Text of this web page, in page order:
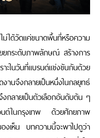
วัดแค่ขนาดพื้นที่หรือความ
ยกระดับภาพลักษณ์ สร้างการ
าะในวันที่แบรนด์แข่งขันกันด้วย
นจึงกลายเป็นหนึ่งในกลยุทธ์
งกลายเป็นตัวเลือกอันดับต้น ๆ
วนต์ในกรุงเทพ ด้วยศักยภาพ
งเห็น บทความนี้จะพาไปดูว่า